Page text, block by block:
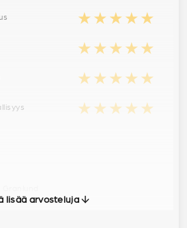
★★★★★
★★★★★
★★★★★
★★★★★
lisää arvosteluja